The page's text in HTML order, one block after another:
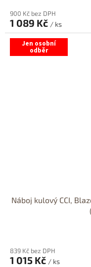
900 Kč bez DPH
1 089 Kč / ks
Jen osobní
odběr
Náboj kulový CCI,
839 Kč bez DPH
1 015 Kč / ks